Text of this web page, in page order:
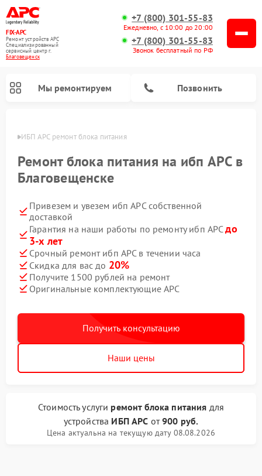
FIX-APC
Ремонт устройств APC
Специализированный
cервисный центр г.
Благовещенск
+7 (800) 301-55-83
Ежедневно, с 10:00 до 20:00
+7 (800) 301-55-83
Звонок бесплатный по РФ
Мы ремонтируем Позвонить
ИБП APC ремонт блока питания
Ремонт блока питания на ибп APC в
Благовещенске
Привезем и увезем ибп APC собственной
доставкой
Гарантия на наши работы по ремонту ибп APCдо
3-х лет
Срочный ремонт ибп APC в течении часа
Скидка для вас до 20%
Получите 1500 рублей на ремонт
Оригинальные комплектующие APC
Получить консультацию
Наши цены
Стоимость услуги ремонт блока питания для
устройства ИБП APC от900 руб.
Цена актуальна на текущую дату 08.08.2026